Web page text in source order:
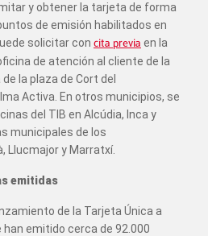
y obtener la tarjeta de forma
de emisión habilitados en
solicitar con cita previa en la
de atención al cliente de la
la plaza de Cort del
Activa. En otros municipios, se
del TIB en Alcúdia, Inca y
municipales de los
Llucmajor y Marratxí.
emitidas
de la Tarjeta Única a
emitido cerca de 92.000